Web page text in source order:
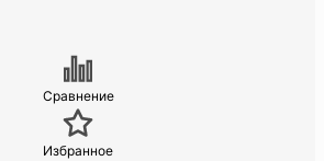
Сравнение
Избранное